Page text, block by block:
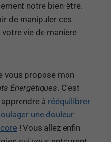
notre bien-être.
de manipuler ces
vie de manière
vous propose mon
Énergétiques. C’est
à rééquilibrer
une douleur
! Vous allez enfin